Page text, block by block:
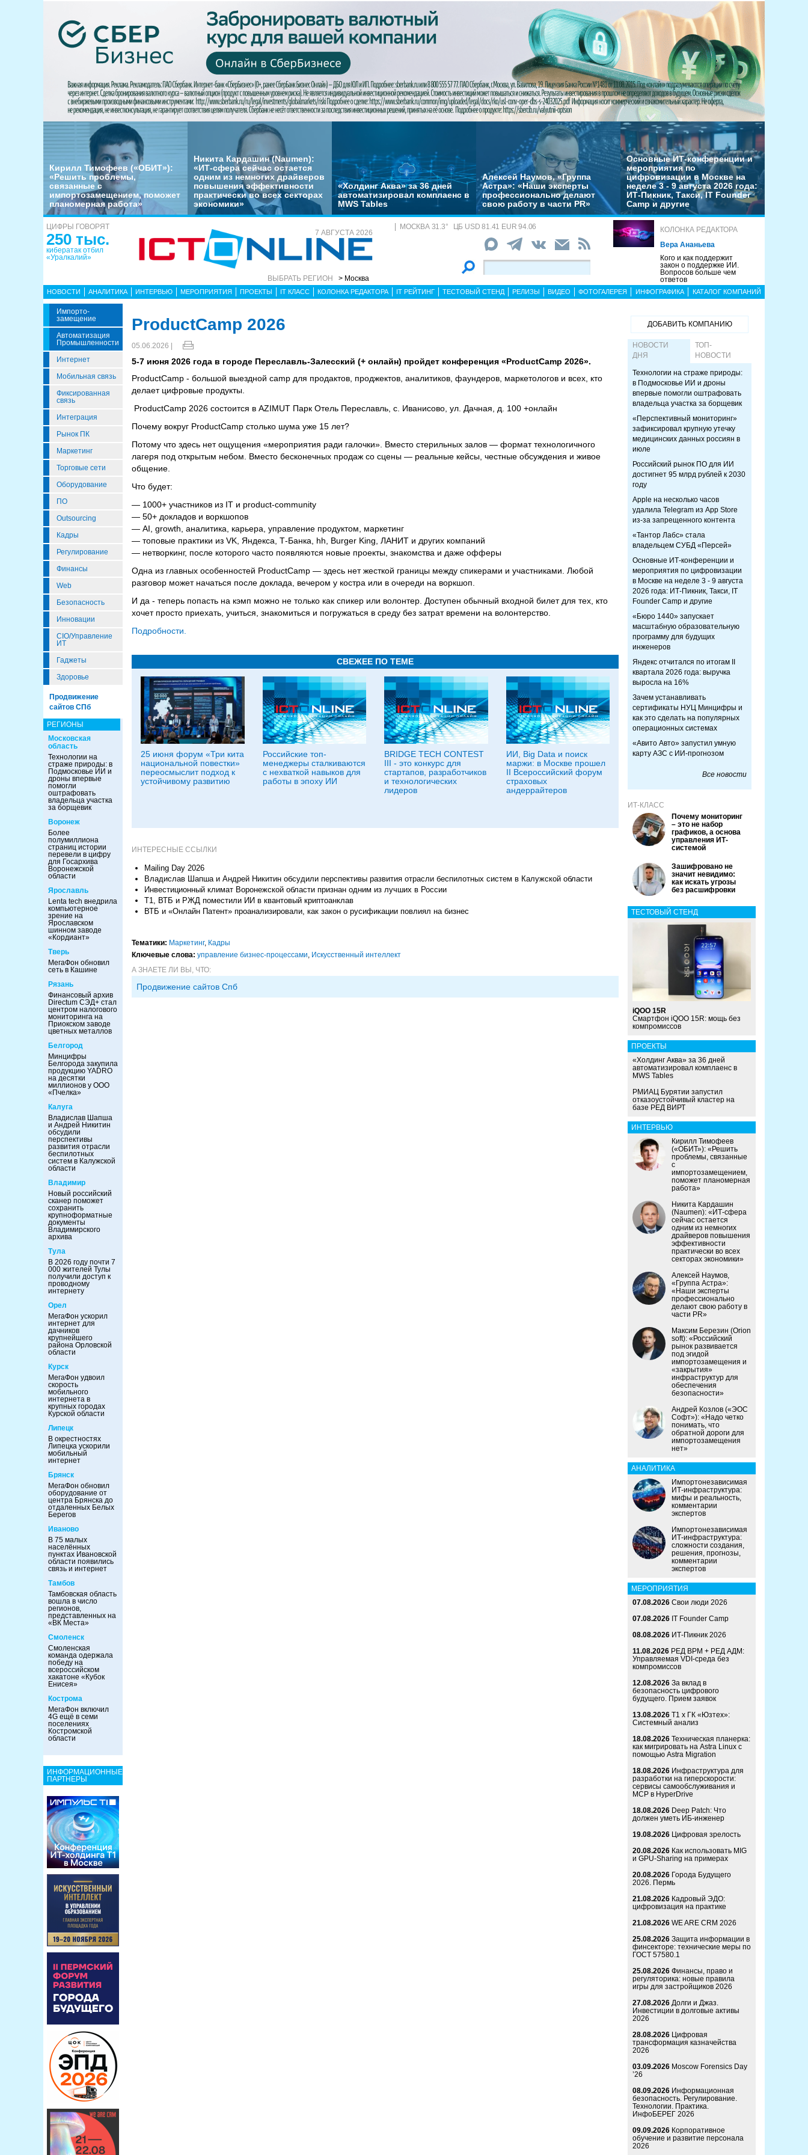
Кирилл Тимофеев («ОБИТ»):
«Решить проблемы,
связанные с
импортозамещением, поможет
планомерная работа»
Никита Кардашин (Naumen):
«ИТ-сфера сейчас остается
одним из немногих драйверов
повышения эффективности
практически во всех секторах
экономики»
«Холдинг Аква» за 36 дней
автоматизировал комплаенс в
MWS Tables
Алексей Наумов, «Группа
Астра»: «Наши эксперты
профессионально делают
свою работу в части PR»
Основные ИТ-конференции и
мероприятия по
цифровизации в Москве на
неделе 3 - 9 августа 2026 года:
ИТ-Пикник, Такси, IT Founder
Camp и другие
ЦИФРЫ ГОВОРЯТ
250 тыс.
кибератак отбил
«Уралкалий»
7 АВГУСТА 2026
ВЫБРАТЬ РЕГИОН > Москва
МОСКВА 31.3° ЦБ USD 81.41 EUR 94.06
КОЛОНКА РЕДАКТОРА
Вера Ананьева
Кого и как поддержит
закон о поддержке ИИ.
Вопросов больше чем
ответов
НОВОСТИ АНАЛИТИКА ИНТЕРВЬЮ МЕРОПРИЯТИЯ ПРОЕКТЫ IT КЛАСС КОЛОНКА РЕДАКТОРА IT РЕЙТИНГ ТЕСТОВЫЙ СТЕНД РЕЛИЗЫ ВИДЕО ФОТОГАЛЕРЕЯ ИНФОГРАФИКА КАТАЛОГ КОМПАНИЙ
Импорто­
Замещение
Автоматизация
Промышленности
Интернет
Мобильная связь
Фиксированная
связь
Интеграция
Рынок ПК
Маркетинг
Торговые сети
Оборудование
ПО
Outsourcing
Кадры
Регулирование
Финансы
Web
Безопасность
Инновации
CIO/Управление
ИТ
Гаджеты
Здоровье
Продвижение
сайтов СПб
РЕГИОНЫ
Московская
область
Технологии на
страже природы: в
Подмосковье ИИ и
дроны впервые
помогли
оштрафовать
владельца участка
за борщевик
Воронеж
Более
полумиллиона
страниц истории
перевели в цифру
для Госархива
Воронежской
области
Ярославль
Lenta tech внедрила
компьютерное
зрение на
Ярославском
шинном заводе
«Кордиант»
Тверь
МегаФон обновил
сеть в Кашине
Рязань
Финансовый архив
Directum СЭД+ стал
центром налогового
мониторинга на
Приокском заводе
цветных металлов
Белгород
Минцифры
Белгорода закупила
продукцию YADRO
на десятки
миллионов у ООО
«Пчелка»
Калуга
Владислав Шапша
и Андрей Никитин
обсудили
перспективы
развития отрасли
беспилотных
систем в Калужской
области
Владимир
Новый российский
сканер поможет
сохранить
крупноформатные
документы
Владимирского
архива
Тула
В 2026 году почти 7
000 жителей Тулы
получили доступ к
проводному
интернету
Орел
МегаФон ускорил
интернет для
дачников
крупнейшего
района Орловской
области
Курск
МегаФон удвоил
скорость
мобильного
интернета в
крупных городах
Курской области
Липецк
В окрестностях
Липецка ускорили
мобильный
интернет
Брянск
МегаФон обновил
оборудование от
центра Брянска до
отдаленных Белых
Берегов
Иваново
В 75 малых
населённых
пунктах Ивановской
области появились
связь и интернет
Тамбов
Тамбовская область
вошла в число
регионов,
представленных на
«ВК Места»
Смоленск
Смоленская
команда одержала
победу на
всероссийском
хакатоне «Кубок
Енисея»
Кострома
МегаФон включил
4G ещё в семи
поселениях
Костромской
области
ИНФОРМАЦИОННЫЕ
ПАРТНЕРЫ
ProductCamp 2026
05.06.2026 |
5-7 июня 2026 года в городе Переславль-Залесский (+ онлайн) пройдет конференция «ProductCamp 2026».
ProductCamp - большой выездной camp для продактов, проджектов, аналитиков, фаундеров, маркетологов и всех, кто
делает цифровые продукты.
ProductCamp 2026 состоится в AZIMUT Парк Отель Переславль, с. Иванисово, ул. Дачная, д. 100 +онлайн
Почему вокруг ProductCamp столько шума уже 15 лет?
Потому что здесь нет ощущения «мероприятия ради галочки». Вместо стерильных залов — формат технологичного
лагеря под открытым небом. Вместо бесконечных продаж со сцены — реальные кейсы, честные обсуждения и живое
общение.
Что будет:
— 1000+ участников из IT и product-community
— 50+ докладов и воркшопов
— AI, growth, аналитика, карьера, управление продуктом, маркетинг
— топовые практики из VK, Яндекса, Т-Банка, hh, Burger King, ЛАНИТ и других компаний
— нетворкинг, после которого часто появляются новые проекты, знакомства и даже офферы
Одна из главных особенностей ProductCamp — здесь нет жесткой границы между спикерами и участниками. Любой
разговор может начаться после доклада, вечером у костра или в очереди на воркшоп.
И да - теперь попасть на кэмп можно не только как спикер или волонтер. Доступен обычный входной билет для тех, кто
хочет просто приехать, учиться, знакомиться и погружаться в среду без затрат времени на волонтерство.
Подробности.
СВЕЖЕЕ ПО ТЕМЕ
25 июня форум «Три кита
национальной повестки»
переосмыслит подход к
устойчивому развитию
Российские топ-
менеджеры сталкиваются
с нехваткой навыков для
работы в эпоху ИИ
BRIDGE TECH CONTEST
III - это конкурс для
стартапов, разработчиков
и технологических
лидеров
ИИ, Big Data и поиск
маржи: в Москве прошел
II Всероссийский форум
страховых
андеррайтеров
ИНТЕРЕСНЫЕ ССЫЛКИ
Mailing Day 2026
Владислав Шапша и Андрей Никитин обсудили перспективы развития отрасли беспилотных систем в Калужской области
Инвестиционный климат Воронежской области признан одним из лучших в России
Т1, ВТБ и РЖД поместили ИИ в квантовый криптоанклав
ВТБ и «Онлайн Патент» проанализировали, как закон о русификации повлиял на бизнес
Тематики: Маркетинг, Кадры
Ключевые слова: управление бизнес-процессами, Искусственный интеллект
А ЗНАЕТЕ ЛИ ВЫ, ЧТО:
Продвижение сайтов Спб
ДОБАВИТЬ КОМПАНИЮ
НОВОСТИ
ДНЯ
ТОП-
НОВОСТИ
Технологии на страже природы:
в Подмосковье ИИ и дроны
впервые помогли оштрафовать
владельца участка за борщевик
«Перспективный мониторинг»
зафиксировал крупную утечку
медицинских данных россиян в
июле
Российский рынок ПО для ИИ
достигнет 95 млрд рублей к 2030
году
Apple на несколько часов
удалила Telegram из App Store
из-за запрещенного контента
«Тантор Лабс» стала
владельцем СУБД «Персей»
Основные ИТ-конференции и
мероприятия по цифровизации
в Москве на неделе 3 - 9 августа
2026 года: ИТ-Пикник, Такси, IT
Founder Camp и другие
«Бюро 1440» запускает
масштабную образовательную
программу для будущих
инженеров
Яндекс отчитался по итогам II
квартала 2026 года: выручка
выросла на 16%
Зачем устанавливать
сертификаты НУЦ Минцифры и
как это сделать на популярных
операционных системах
«Авито Авто» запустил умную
карту АЗС с ИИ-прогнозом
Все новости
ИТ-КЛАСС
Почему мониторинг
– это не набор
графиков, а основа
управления ИТ-
системой
Зашифровано не
значит невидимо:
как искать угрозы
без расшифровки
ТЕСТОВЫЙ СТЕНД
iQOO 15R
Смартфон iQOO 15R: мощь без
компромиссов
ПРОЕКТЫ
«Холдинг Аква» за 36 дней
автоматизировал комплаенс в
MWS Tables
РМИАЦ Бурятии запустил
отказоустойчивый кластер на
базе РЕД ВИРТ
ИНТЕРВЬЮ
Кирилл Тимофеев
(«ОБИТ»): «Решить
проблемы, связанные
с
импортозамещением,
поможет планомерная
работа»
Никита Кардашин
(Naumen): «ИТ-сфера
сейчас остается
одним из немногих
драйверов повышения
эффективности
практически во всех
секторах экономики»
Алексей Наумов,
«Группа Астра»:
«Наши эксперты
профессионально
делают свою работу в
части PR»
Максим Березин (Orion
soft): «Российский
рынок развивается
под эгидой
импортозамещения и
«закрытия»
инфраструктур для
обеспечения
безопасности»
Андрей Козлов («ЭОС
Софт»): «Надо четко
понимать, что
обратной дороги для
импортозамещения
нет»
АНАЛИТИКА
Импортонезависимая
ИТ-инфраструктура:
мифы и реальность,
комментарии
экспертов
Импортонезависимая
ИТ-инфраструктура:
сложности создания,
решения, прогнозы,
комментарии
экспертов
МЕРОПРИЯТИЯ
07.08.2026 Свои люди 2026
07.08.2026 IT Founder Camp
08.08.2026 ИТ-Пикник 2026
11.08.2026 РЕД ВРМ + РЕД АДМ:
Управляемая VDI-среда без
компромиссов
12.08.2026 За вклад в
безопасность цифрового
будущего. Прием заявок
13.08.2026 Т1 x ГК «Юзтех»:
Системный анализ
18.08.2026 Техническая планерка:
как мигрировать на Astra Linux с
помощью Astra Migration
18.08.2026 Инфраструктура для
разработки на гиперскорости:
сервисы самообслуживания и
MCP в HyperDrive
18.08.2026 Deep Patch: Что
должен уметь ИБ-инженер
19.08.2026 Цифровая зрелость
20.08.2026 Как использовать MIG
и GPU-Sharing на примерах
20.08.2026 Города Будущего
2026. Пермь
21.08.2026 Кадровый ЭДО:
цифровизация на практике
21.08.2026 WE ARE CRM 2026
25.08.2026 Защита информации в
финсекторе: технические меры по
ГОСТ 57580.1
25.08.2026 Финансы, право и
регуляторика: новые правила
игры для застройщиков 2026
27.08.2026 Долги и Джаз.
Инвестиции в долговые активы
2026
28.08.2026 Цифровая
трансформация казначейства
2026
03.09.2026 Moscow Forensics Day
’26
08.09.2026 Информационная
безопасность. Регулирование.
Технологии. Практика.
ИнфоБЕРЕГ 2026
09.09.2026 Корпоративное
обучение и развитие персонала
2026